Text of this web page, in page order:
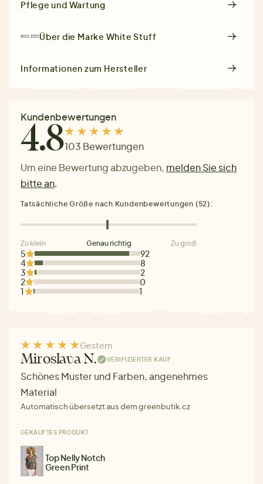
Pflege und Wartung
Über die Marke White Stuff
Informationen zum Hersteller
Kundenbewertungen
4.8103 Bewertungen
Um eine Bewertung abzugeben, melden Sie sich
bitte an.
5
92
4
8
3
2
2
0
1
1
Tatsächliche Größe nach Kundenbewertungen (52):
Zu klein Genau richtig Zu groß
Gestern
Miroslava N. VERIFIZIERTER KAUF
Schönes Muster und Farben, angenehmes
Material
Automatisch übersetzt aus dem greenbutik.cz
GEKAUFTES PRODUKT
Top Nelly Notch
Green Print